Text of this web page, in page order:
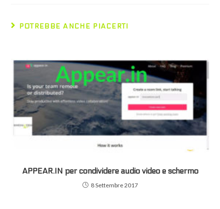
POTREBBE ANCHE PIACERTI
APPEAR.IN per condividere audio video e schermo
8 Settembre 2017